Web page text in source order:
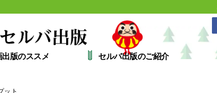
出版のススメ セルバ出版のご紹介
ット